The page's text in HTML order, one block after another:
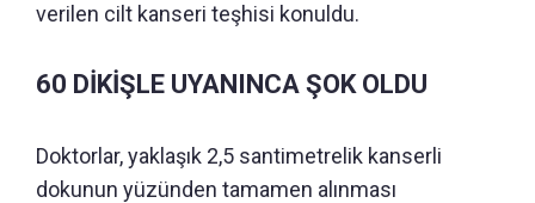
verilen cilt kanseri teşhisi konuldu.
60 DİKİŞLE UYANINCA ŞOK OLDU
Doktorlar, yaklaşık 2,5 santimetrelik kanserli
dokunun yüzünden tamamen alınması